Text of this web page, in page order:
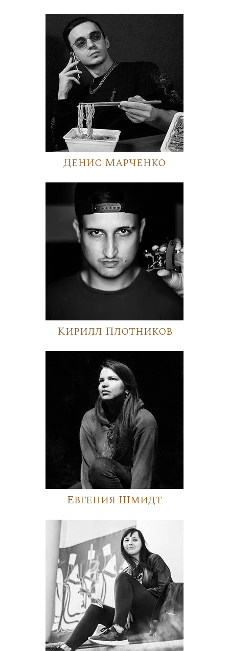
Денис Марченко
Кирилл Плотников
Евгения Шмидт